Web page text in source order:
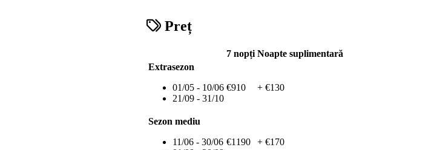
Preț
7 nopți Noapte suplimentară
Extrasezon
01/05 - 10/06
21/09 - 31/10
€910 + €130
Sezon mediu
11/06 - 30/06 €1190 + €170